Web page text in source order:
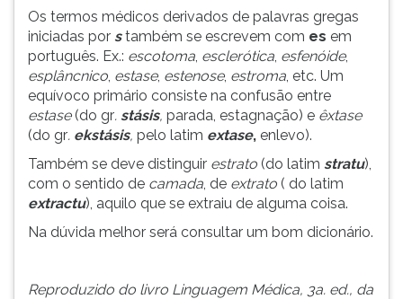
instrução
novamente.
Os termos médicos derivados de palavras gregas
iniciadas por stambém se escrevem com es em
português. Ex.: escotoma, esclerótica, esfenóide,
esplâncnico, estase, estenose, estroma, etc. Um
equívoco primário consiste na confusão entre
estase(do gr. stásis, parada, estagnação) e êxtase
(do gr. ekstásis, pelo latim extase, enlevo).
Também se deve distinguir estrato (do latim stratu),
com o sentido de camada, de extrato ( do latim
extractu), aquilo que se extraiu de alguma coisa.
Na dúvida melhor será consultar um bom dicionário.
Reproduzido do livro Linguagem Médica, 3a. ed., da